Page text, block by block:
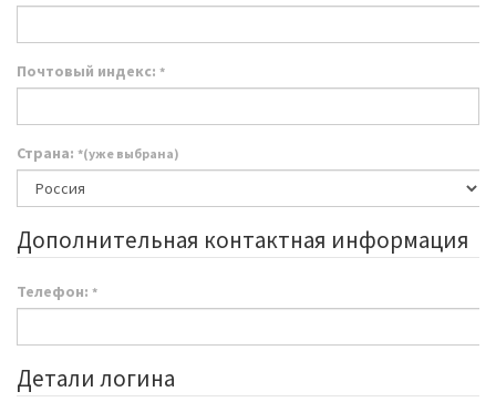
Почтовый индекс: *
Страна: *(уже выбрана)
Дополнительная контактная информация
Телефон: *
Детали логина